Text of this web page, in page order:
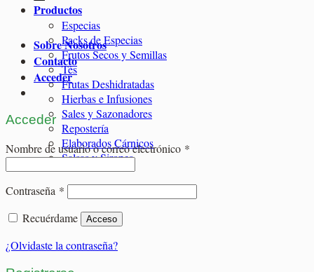
Productos
Especias
Packs de Especias
Frutos Secos y Semillas
Tés
Frutas Deshidratadas
Hierbas e Infusiones
Sales y Sazonadores
Repostería
Elaborados Cárnicos
Salsas y Siropes
Sobre Nosotros
Contacto
Acceder
Acceder
Nombre de usuario o correo electrónico *
Contraseña * Obligatorio
Recuérdame
Acceso
¿Olvidaste la contraseña?